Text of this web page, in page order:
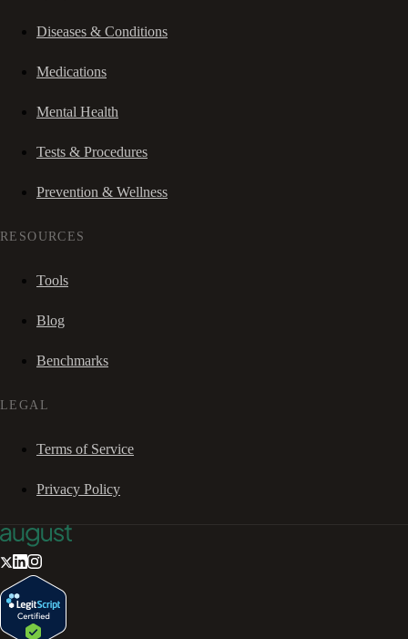
Diseases & Conditions
Medications
Mental Health
Tests & Procedures
Prevention & Wellness
RESOURCES
Tools
Blog
Benchmarks
LEGAL
Terms of Service
Privacy Policy